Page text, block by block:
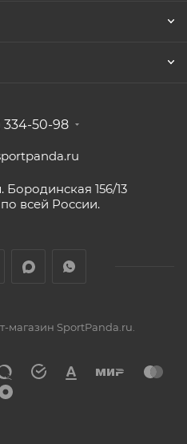
334-50-98
Бородинская 156/13
всей России.
магазин SportPanda.ru.